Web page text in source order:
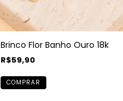
Brinco Flor Banho Ouro 18k
R$59,90
COMPRAR